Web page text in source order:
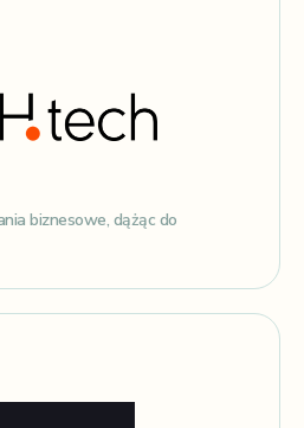
biznesowe, dążąc do